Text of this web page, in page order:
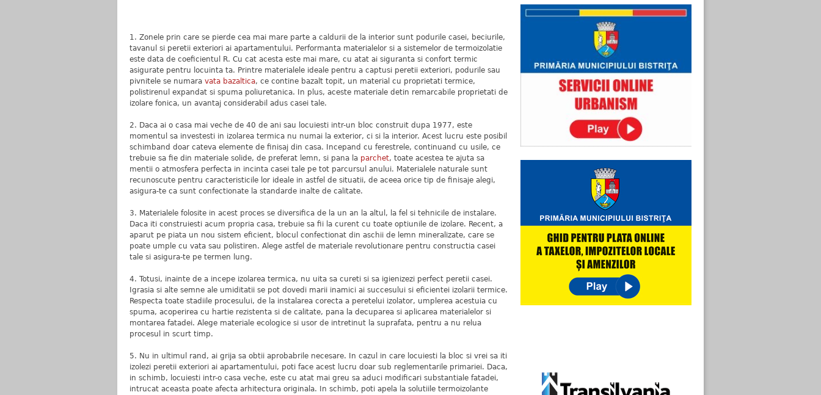
1. Zonele prin care se pierde cea mai mare parte a caldurii de la interior sunt podurile casei, beciurile,
tavanul si peretii exteriori ai apartamentului. Performanta materialelor si a sistemelor de termoizolatie
este data de coeficientul R. Cu cat acesta este mai mare, cu atat ai siguranta si confort termic
asigurate pentru locuinta ta. Printre materialele ideale pentru a captusi peretii exteriori, podurile sau
pivnitele se numara vata bazaltica, ce contine bazalt topit, un material cu proprietati termice,
polistirenul expandat si spuma poliuretanica. In plus, aceste materiale detin remarcabile proprietati de
izolare fonica, un avantaj considerabil adus casei tale.
2. Daca ai o casa mai veche de 40 de ani sau locuiesti intr-un bloc construit dupa 1977, este
momentul sa investesti in izolarea termica nu numai la exterior, ci si la interior. Acest lucru este posibil
schimband doar cateva elemente de finisaj din casa. Incepand cu ferestrele, continuand cu usile, ce
trebuie sa fie din materiale solide, de preferat lemn, si pana la parchet, toate acestea te ajuta sa
mentii o atmosfera perfecta in incinta casei tale pe tot parcursul anului. Materialele naturale sunt
recunoscute pentru caracteristicile lor ideale in astfel de situatii, de aceea orice tip de finisaje alegi,
asigura-te ca sunt confectionate la standarde inalte de calitate.
3. Materialele folosite in acest proces se diversifica de la un an la altul, la fel si tehnicile de instalare.
Daca iti construiesti acum propria casa, trebuie sa fii la curent cu toate optiunile de izolare. Recent, a
aparut pe piata un nou sistem eficient, blocul confectionat din aschii de lemn mineralizate, care se
poate umple cu vata sau polistiren. Alege astfel de materiale revolutionare pentru constructia casei
tale si asigura-te pe termen lung.
4. Totusi, inainte de a incepe izolarea termica, nu uita sa cureti si sa igienizezi perfect peretii casei.
Igrasia si alte semne ale umiditatii se pot dovedi marii inamici ai succesului si eficientei izolarii termice.
Respecta toate stadiile procesului, de la instalarea corecta a peretelui izolator, umplerea acestuia cu
spuma, acoperirea cu hartie rezistenta si de calitate, pana la decuparea si aplicarea materialelor si
montarea fatadei. Alege materiale ecologice si usor de intretinut la suprafata, pentru a nu relua
procesul in scurt timp.
5. Nu in ultimul rand, ai grija sa obtii aprobabrile necesare. In cazul in care locuiesti la bloc si vrei sa iti
izolezi peretii exteriori ai apartamentului, poti face acest lucru doar sub reglementarile primariei. Daca,
in schimb, locuiesti intr-o casa veche, este cu atat mai greu sa aduci modificari substantiale fatadei,
intrucat aceasta poate afecta arhitectura originala. In schimb, poti apela la solutiile termoizolante